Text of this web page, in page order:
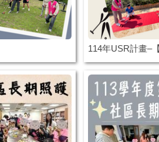
114年USR計畫–